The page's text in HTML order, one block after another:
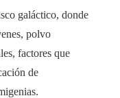
galáctico, donde
polvo
factores que
de